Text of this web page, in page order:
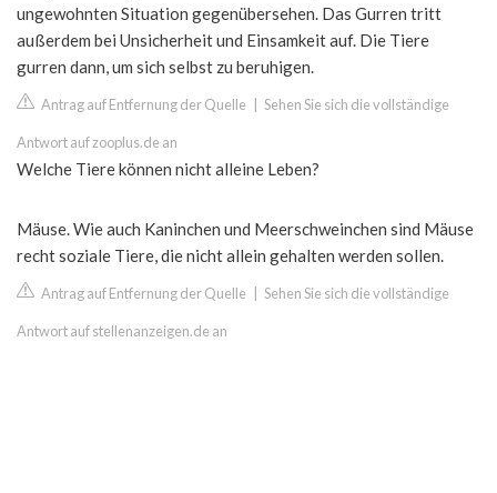
ungewohnten Situation gegenübersehen. Das Gurren tritt
außerdem bei Unsicherheit und Einsamkeit auf. Die Tiere
gurren dann, um sich selbst zu beruhigen.
Antrag auf Entfernung der Quelle Sehen Sie sich die vollständige
Antwort auf zooplus.de an
Welche Tiere können nicht alleine Leben?
Mäuse. Wie auch Kaninchen und Meerschweinchen sind Mäuse
recht soziale Tiere, die nicht allein gehalten werden sollen.
Antrag auf Entfernung der Quelle Sehen Sie sich die vollständige
Antwort auf stellenanzeigen.de an